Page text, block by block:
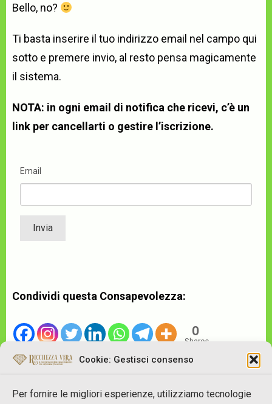
Cookie: Gestisci consenso
Per fornire le migliori esperienze, utilizziamo tecnologie
Bello, no?
Ti basta inserire il tuo indirizzo email nel campo qui
sotto e premere invio, al resto pensa magicamente
il sistema.
NOTA: in ogni email di notifica che ricevi, c’è un
link per cancellarti o gestire l’iscrizione.
Email
Condividi questa Consapevolezza:
0
Shares